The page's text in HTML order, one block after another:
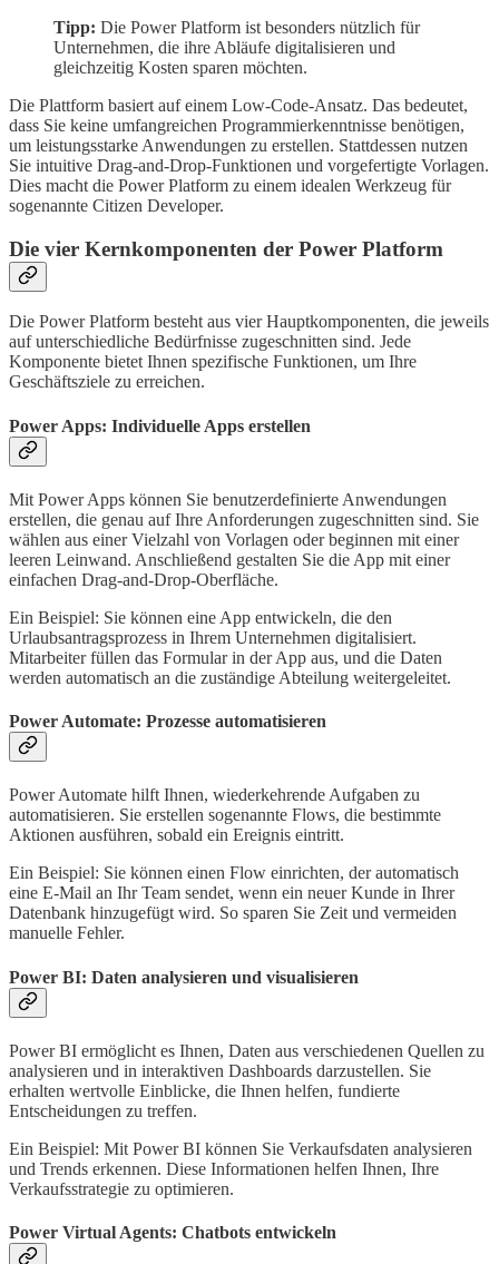
Tipp: Die Power Platform ist besonders nützlich für
Unternehmen, die ihre Abläufe digitalisieren und
gleichzeitig Kosten sparen möchten.
Die Plattform basiert auf einem Low-Code-Ansatz. Das bedeutet,
dass Sie keine umfangreichen Programmierkenntnisse benötigen,
um leistungsstarke Anwendungen zu erstellen. Stattdessen nutzen
Sie intuitive Drag-and-Drop-Funktionen und vorgefertigte Vorlagen.
Dies macht die Power Platform zu einem idealen Werkzeug für
sogenannte Citizen Developer.
Die vier Kernkomponenten der Power Platform
Die Power Platform besteht aus vier Hauptkomponenten, die jeweils
auf unterschiedliche Bedürfnisse zugeschnitten sind. Jede
Komponente bietet Ihnen spezifische Funktionen, um Ihre
Geschäftsziele zu erreichen.
Power Apps: Individuelle Apps erstellen
Mit Power Apps können Sie benutzerdefinierte Anwendungen
erstellen, die genau auf Ihre Anforderungen zugeschnitten sind. Sie
wählen aus einer Vielzahl von Vorlagen oder beginnen mit einer
leeren Leinwand. Anschließend gestalten Sie die App mit einer
einfachen Drag-and-Drop-Oberfläche.
Ein Beispiel: Sie können eine App entwickeln, die den
Urlaubsantragsprozess in Ihrem Unternehmen digitalisiert.
Mitarbeiter füllen das Formular in der App aus, und die Daten
werden automatisch an die zuständige Abteilung weitergeleitet.
Power Automate: Prozesse automatisieren
Power Automate hilft Ihnen, wiederkehrende Aufgaben zu
automatisieren. Sie erstellen sogenannte Flows, die bestimmte
Aktionen ausführen, sobald ein Ereignis eintritt.
Ein Beispiel: Sie können einen Flow einrichten, der automatisch
eine E-Mail an Ihr Team sendet, wenn ein neuer Kunde in Ihrer
Datenbank hinzugefügt wird. So sparen Sie Zeit und vermeiden
manuelle Fehler.
Power BI: Daten analysieren und visualisieren
Power BI ermöglicht es Ihnen, Daten aus verschiedenen Quellen zu
analysieren und in interaktiven Dashboards darzustellen. Sie
erhalten wertvolle Einblicke, die Ihnen helfen, fundierte
Entscheidungen zu treffen.
Ein Beispiel: Mit Power BI können Sie Verkaufsdaten analysieren
und Trends erkennen. Diese Informationen helfen Ihnen, Ihre
Verkaufsstrategie zu optimieren.
Power Virtual Agents: Chatbots entwickeln